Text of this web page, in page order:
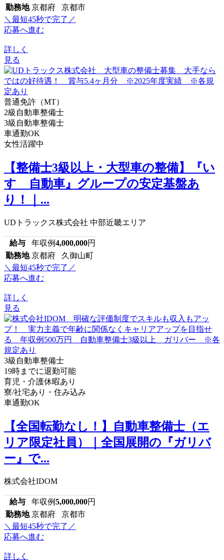
勤務地 京都府 京都市
＼最短45秒で完了／
応募へ進む
詳しく
見る
普通免許（MT）
2級自動車整備士
3級自動車整備士
車通勤OK
女性活躍中
【整備士3級以上・大型車の整備】『い
すゞ自動車』グループの安定基盤あ
り！｜...
UDトラックス株式会社 中部近畿エリア
給与 年収例4,000,000円
勤務地 京都府 久御山町
＼最短45秒で完了／
応募へ進む
詳しく
見る
3級自動車整備士
19時までに退勤可能
育児・介護休暇あり
寮/社宅あり・住み込み
車通勤OK
【全国転勤なし！】自動車整備士（エ
リア限定社員）｜全国展開の『ガリバ
ー』で...
株式会社IDOM
給与 年収例5,000,000円
勤務地 京都府 京都市
＼最短45秒で完了／
応募へ進む
詳しく